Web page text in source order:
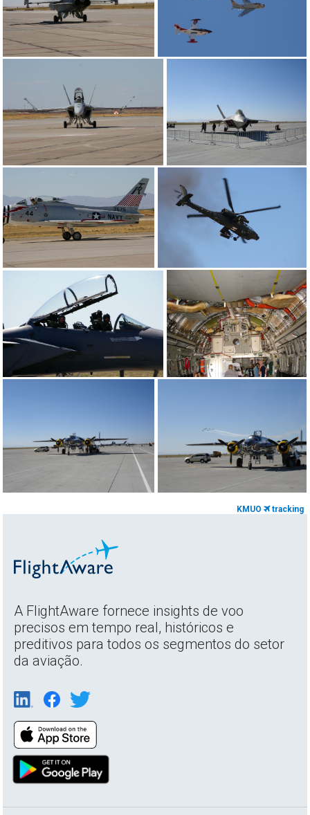
KMUO tracking
A FlightAware fornece insights de voo
precisos em tempo real, históricos e
preditivos para todos os segmentos do setor
da aviação.